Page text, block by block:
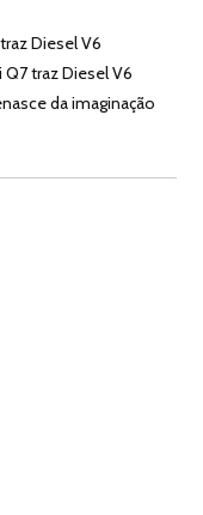
Diesel V6
Q7 traz Diesel V6
da imaginação